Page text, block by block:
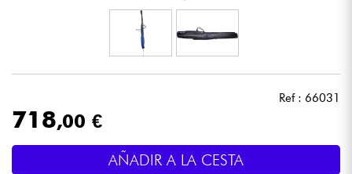
Luces
Ref : 66031
718,00 €
AÑADIR A LA CESTA